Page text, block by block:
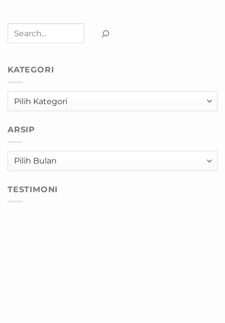
Cari
KATEGORI
Kategori
ARSIP
Arsip
TESTIMONI